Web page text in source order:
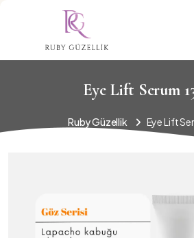
Eye Lift Serum
Ruby Güzellik Eye Lift